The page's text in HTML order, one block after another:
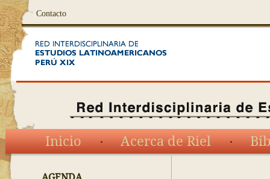
Contacto
Inicio Acerca de Riel